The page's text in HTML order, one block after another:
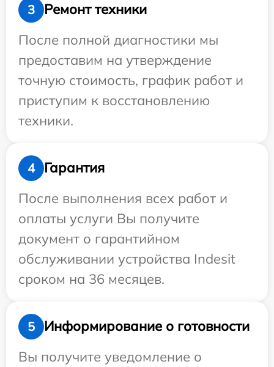
3
Ремонт техники
После полной диагностики мы
предоставим на утверждение
точную стоимость, график работ и
приступим к восстановлению
техники.
4
Гарантия
После выполнения всех работ и
оплаты услуги Вы получите
документ о гарантийном
обслуживании устройства Indesit
сроком на 36 месяцев.
5
Информирование о готовности
Вы получите уведомление о